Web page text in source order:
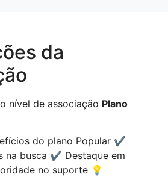
da
nível de associação Plano
do plano Popular ✔
na busca ✔ Destaque em
no suporte 💡